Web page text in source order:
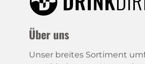
Über uns
Unser breites Sortiment